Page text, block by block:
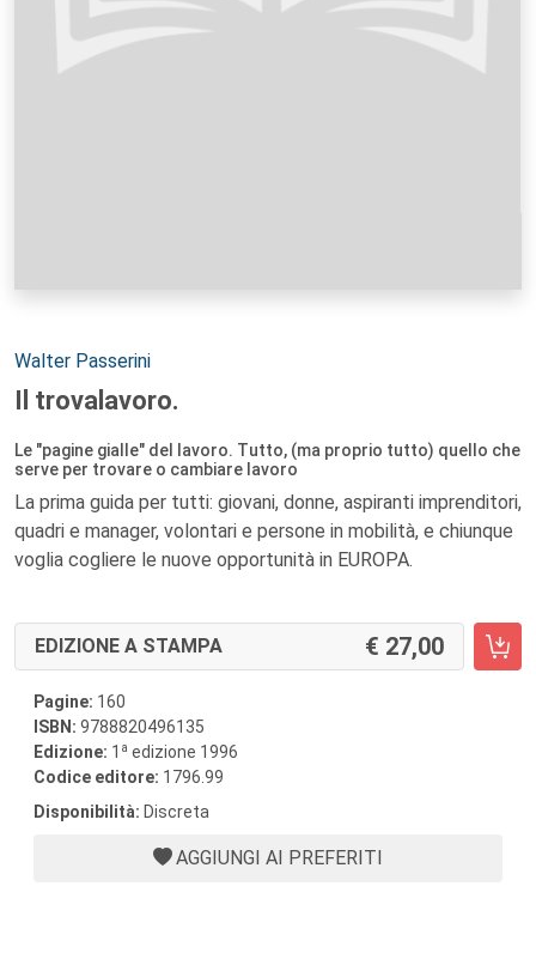
Autori:
Walter Passerini
Il trovalavoro.
Le "pagine gialle" del lavoro. Tutto, (ma proprio tutto) quello che
serve per trovare o cambiare lavoro
La prima guida per tutti: giovani, donne, aspiranti imprenditori,
quadri e manager, volontari e persone in mobilità, e chiunque
voglia cogliere le nuove opportunità in EUROPA.
EDIZIONE A STAMPA 27,00
Pagine: 160
ISBN: 9788820496135
Edizione: 1 a edizione 1996
Codice editore: 1796.99
Disponibilità: Discreta
AGGIUNGI AI PREFERITI